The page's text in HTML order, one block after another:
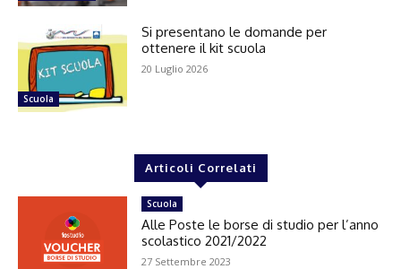
Scuola
Si presentano le domande per
ottenere il kit scuola
20 Luglio 2026
Articoli Correlati
Scuola
Alle Poste le borse di studio per l’anno
scolastico 2021/2022
27 Settembre 2023